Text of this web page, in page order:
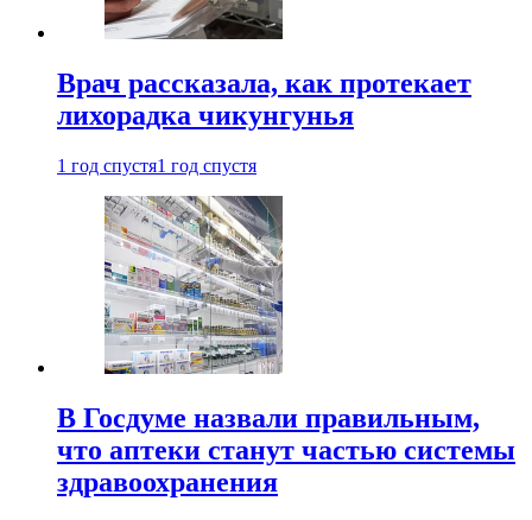
Врач рассказала, как протекает
лихорадка чикунгунья
1 год спустя1 год спустя
В Госдуме назвали правильным,
что аптеки станут частью системы
здравоохранения